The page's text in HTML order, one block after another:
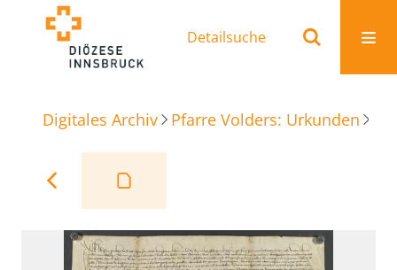
Detailsuche
Digitales Archiv Pfarre Volders: Urkunden